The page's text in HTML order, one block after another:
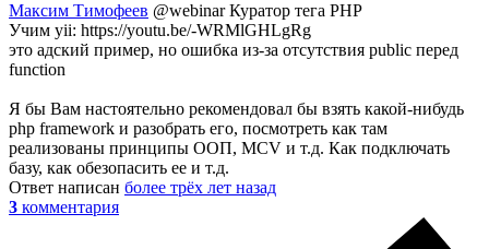
Максим Тимофеев @webinarКуратор тега PHP
Учим yii: https://youtu.be/-WRMlGHLgRg
это адский пример, но ошибка из-за отсутствия public перед
function
Я бы Вам настоятельно рекомендовал бы взять какой-нибудь
php framework и разобрать его, посмотреть как там
реализованы принципы ООП, MCV и т.д. Как подключать
базу, как обезопасить ее и т.д.
Ответ написан более трёх лет назад
3 комментария